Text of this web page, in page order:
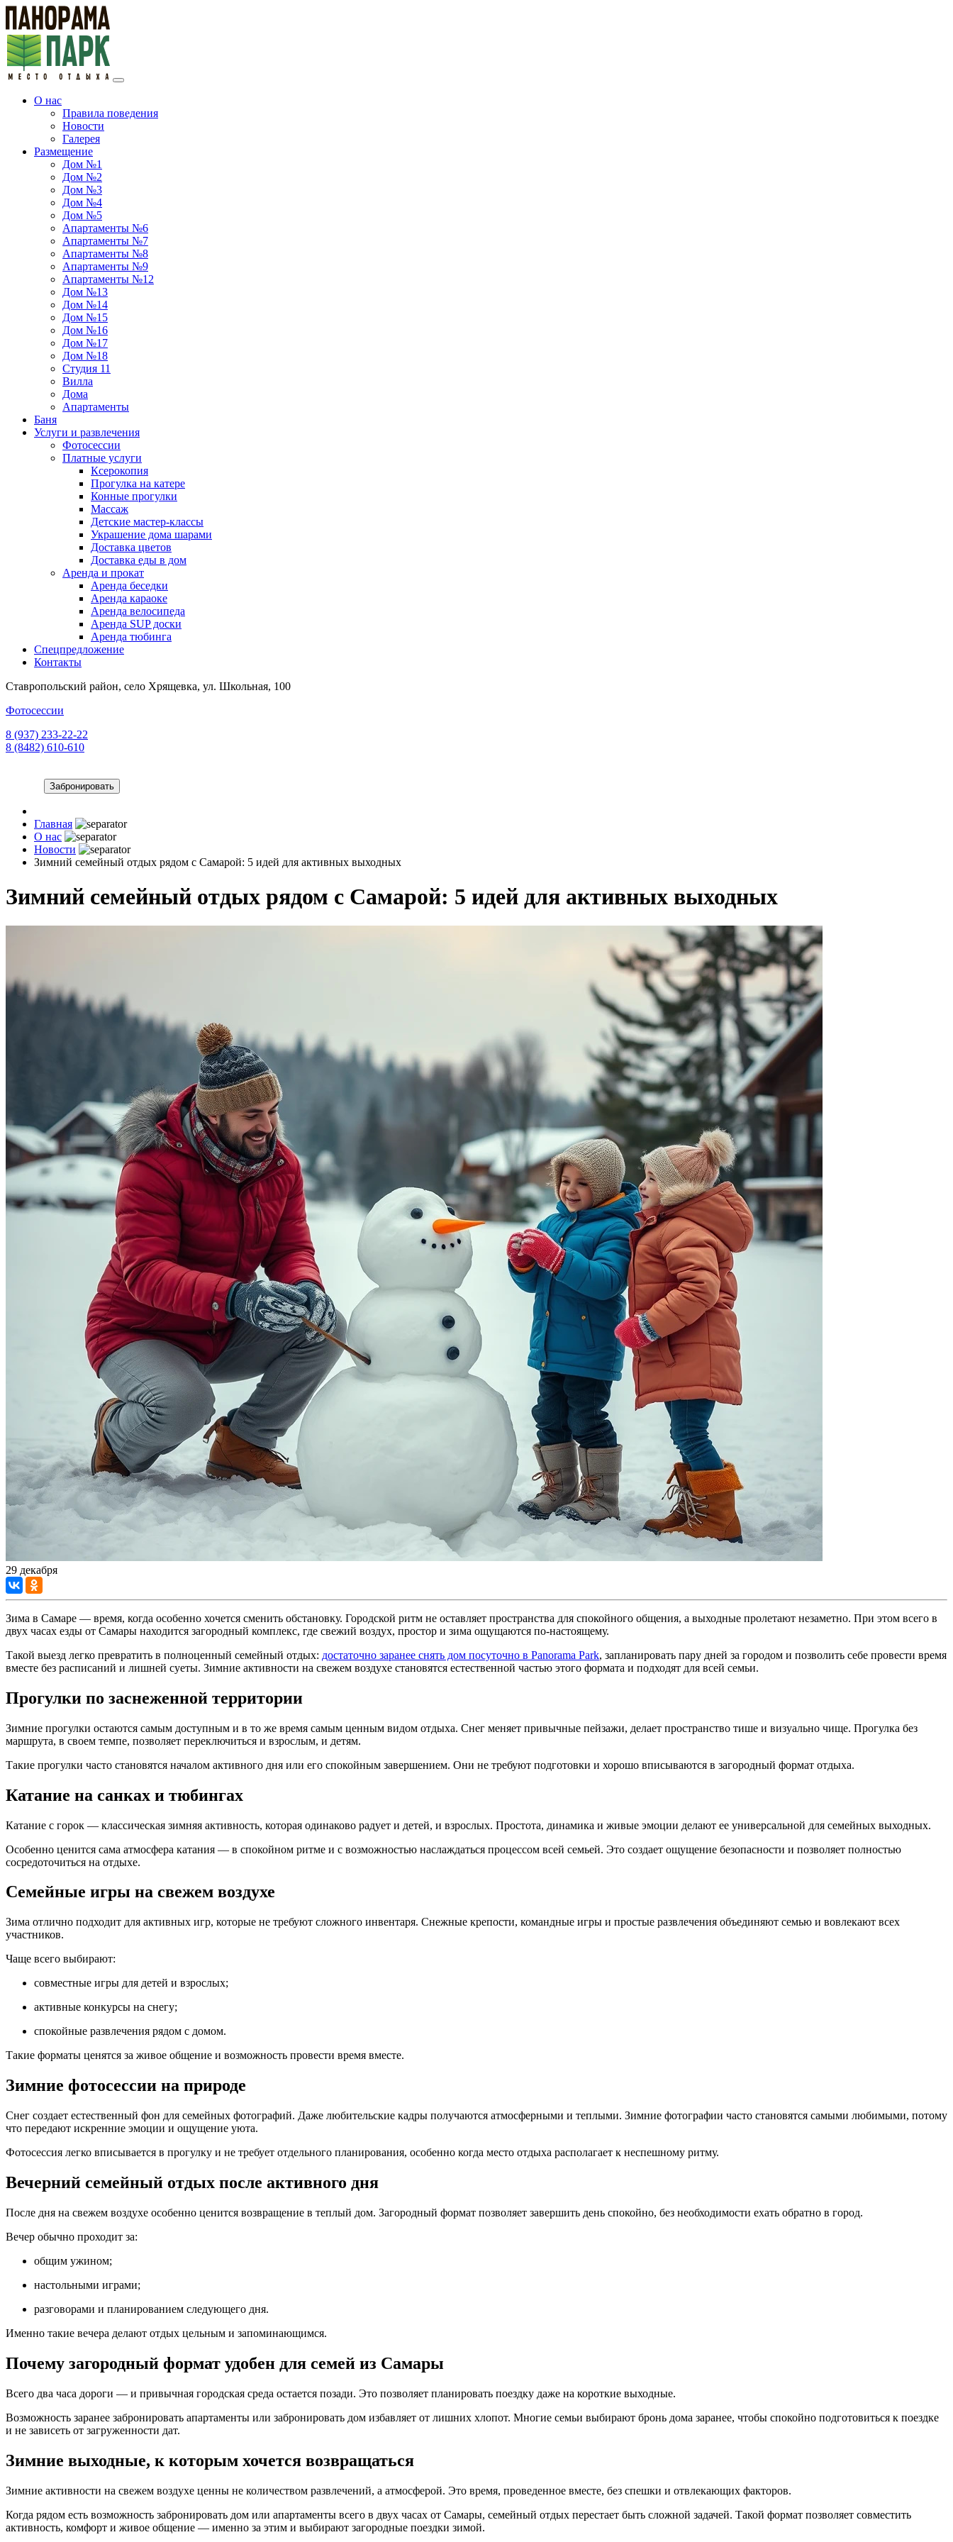
О нас
Правила поведения
Новости
Галерея
Размещение
Дом №1
Дом №2
Дом №3
Дом №4
Дом №5
Апартаменты №6
Апартаменты №7
Апартаменты №8
Апартаменты №9
Апартаменты №12
Дом №13
Дом №14
Дом №15
Дом №16
Дом №17
Дом №18
Студия 11
Вилла
Дома
Апартаменты
Баня
Услуги и развлечения
Фотосессии
Платные услуги
Ксерокопия
Прогулка на катере
Конные прогулки
Массаж
Детские мастер-классы
Украшение дома шарами
Доставка цветов
Доставка еды в дом
Аренда и прокат
Аренда беседки
Аренда караоке
Аренда велосипеда
Аренда SUP доски
Аренда тюбинга
Спецпредложение
Контакты
Ставропольский район, село Хрящевка, ул. Школьная, 100
Фотосессии
8 (937) 233-22-22
8 (8482) 610-610
Забронировать
Главная
О нас
Новости
Зимний семейный отдых рядом с Самарой: 5 идей для активных выходных
Зимний семейный отдых рядом с Самарой: 5 идей для активных выходных
29 декабря
Зима в Самаре — время, когда особенно хочется сменить обстановку. Городской ритм не оставляет пространства для спокойного общения, а выходные пролетают незаметно. При этом всего в
двух часах езды от Самары находится загородный комплекс, где свежий воздух, простор и зима ощущаются по-настоящему.
Такой выезд легко превратить в полноценный семейный отдых: достаточно заранее снять дом посуточно в Panorama Park, запланировать пару дней за городом и позволить себе провести время
вместе без расписаний и лишней суеты. Зимние активности на свежем воздухе становятся естественной частью этого формата и подходят для всей семьи.
Прогулки по заснеженной территории
Зимние прогулки остаются самым доступным и в то же время самым ценным видом отдыха. Снег меняет привычные пейзажи, делает пространство тише и визуально чище. Прогулка без
маршрута, в своем темпе, позволяет переключиться и взрослым, и детям.
Такие прогулки часто становятся началом активного дня или его спокойным завершением. Они не требуют подготовки и хорошо вписываются в загородный формат отдыха.
Катание на санках и тюбингах
Катание с горок — классическая зимняя активность, которая одинаково радует и детей, и взрослых. Простота, динамика и живые эмоции делают ее универсальной для семейных выходных.
Особенно ценится сама атмосфера катания — в спокойном ритме и с возможностью наслаждаться процессом всей семьей. Это создает ощущение безопасности и позволяет полностью
сосредоточиться на отдыхе.
Семейные игры на свежем воздухе
Зима отлично подходит для активных игр, которые не требуют сложного инвентаря. Снежные крепости, командные игры и простые развлечения объединяют семью и вовлекают всех
участников.
Чаще всего выбирают:
совместные игры для детей и взрослых;
активные конкурсы на снегу;
спокойные развлечения рядом с домом.
Такие форматы ценятся за живое общение и возможность провести время вместе.
Зимние фотосессии на природе
Снег создает естественный фон для семейных фотографий. Даже любительские кадры получаются атмосферными и теплыми. Зимние фотографии часто становятся самыми любимыми, потому
что передают искренние эмоции и ощущение уюта.
Фотосессия легко вписывается в прогулку и не требует отдельного планирования, особенно когда место отдыха располагает к неспешному ритму.
Вечерний семейный отдых после активного дня
После дня на свежем воздухе особенно ценится возвращение в теплый дом. Загородный формат позволяет завершить день спокойно, без необходимости ехать обратно в город.
Вечер обычно проходит за:
общим ужином;
настольными играми;
разговорами и планированием следующего дня.
Именно такие вечера делают отдых цельным и запоминающимся.
Почему загородный формат удобен для семей из Самары
Всего два часа дороги — и привычная городская среда остается позади. Это позволяет планировать поездку даже на короткие выходные.
Возможность заранее забронировать апартаменты или забронировать дом избавляет от лишних хлопот. Многие семьи выбирают бронь дома заранее, чтобы спокойно подготовиться к поездке
и не зависеть от загруженности дат.
Зимние выходные, к которым хочется возвращаться
Зимние активности на свежем воздухе ценны не количеством развлечений, а атмосферой. Это время, проведенное вместе, без спешки и отвлекающих факторов.
Когда рядом есть возможность забронировать дом или апартаменты всего в двух часах от Самары, семейный отдых перестает быть сложной задачей. Такой формат позволяет совместить
активность, комфорт и живое общение — именно за этим и выбирают загородные поездки зимой.